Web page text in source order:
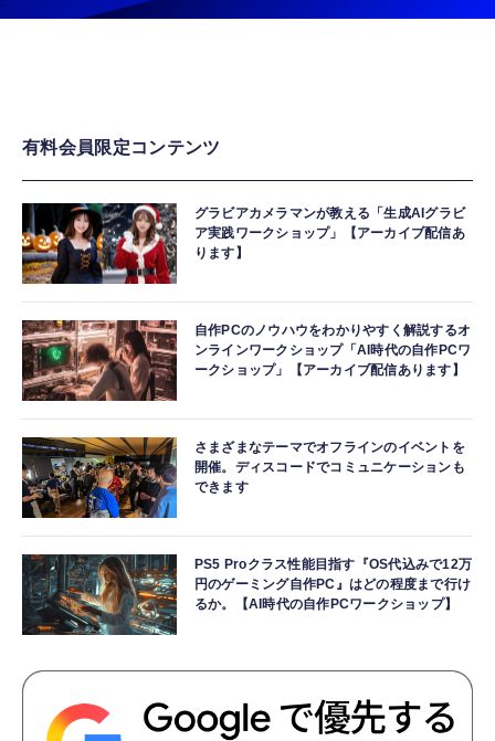
有料会員限定コンテンツ
グラビアカメラマンが教える「生成AIグラビ
ア実践ワークショップ」【アーカイブ配信あ
ります】
自作PCのノウハウをわかりやすく解説するオ
ンラインワークショップ「AI時代の自作PCワ
ークショップ」【アーカイブ配信あります】
さまざまなテーマでオフラインのイベントを
開催。ディスコードでコミュニケーションも
できます
PS5 Proクラス性能目指す『OS代込みで12万
円のゲーミング自作PC』はどの程度まで行け
るか。【AI時代の自作PCワークショップ】